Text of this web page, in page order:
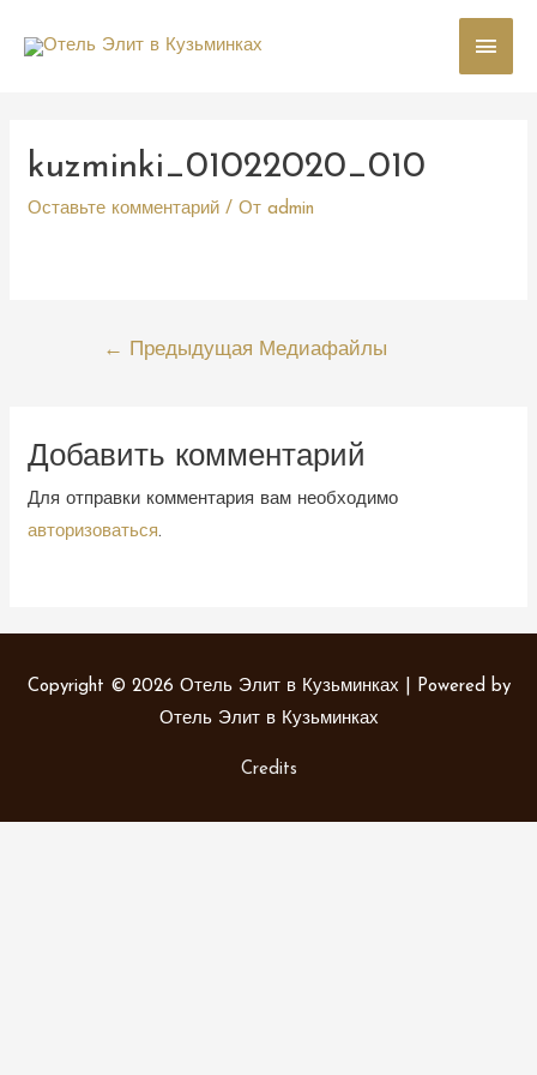
kuzminki_01022020_010
Оставьте комментарий / Отadmin
Навигация
← Предыдущая Медиафайлы
Добавить комментарий
Для отправки комментария вам необходимо
авторизоваться.
Copyright © 2026 Отель Элит в Кузьминках | Powered by
Отель Элит в Кузьминках
Credits